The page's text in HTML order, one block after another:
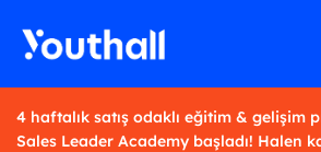
4 haftalık satış odaklı eğitim & gelişim
Sales Leader Academy başladı! Halen